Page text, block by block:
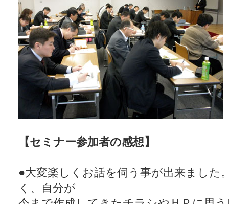
【セミナー参加者の感想】
●大変楽しくお話を伺う事が出来ました
く、自分が